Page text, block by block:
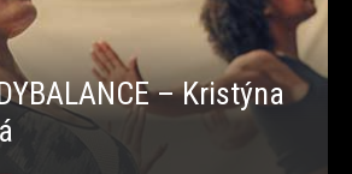
– Kristýna